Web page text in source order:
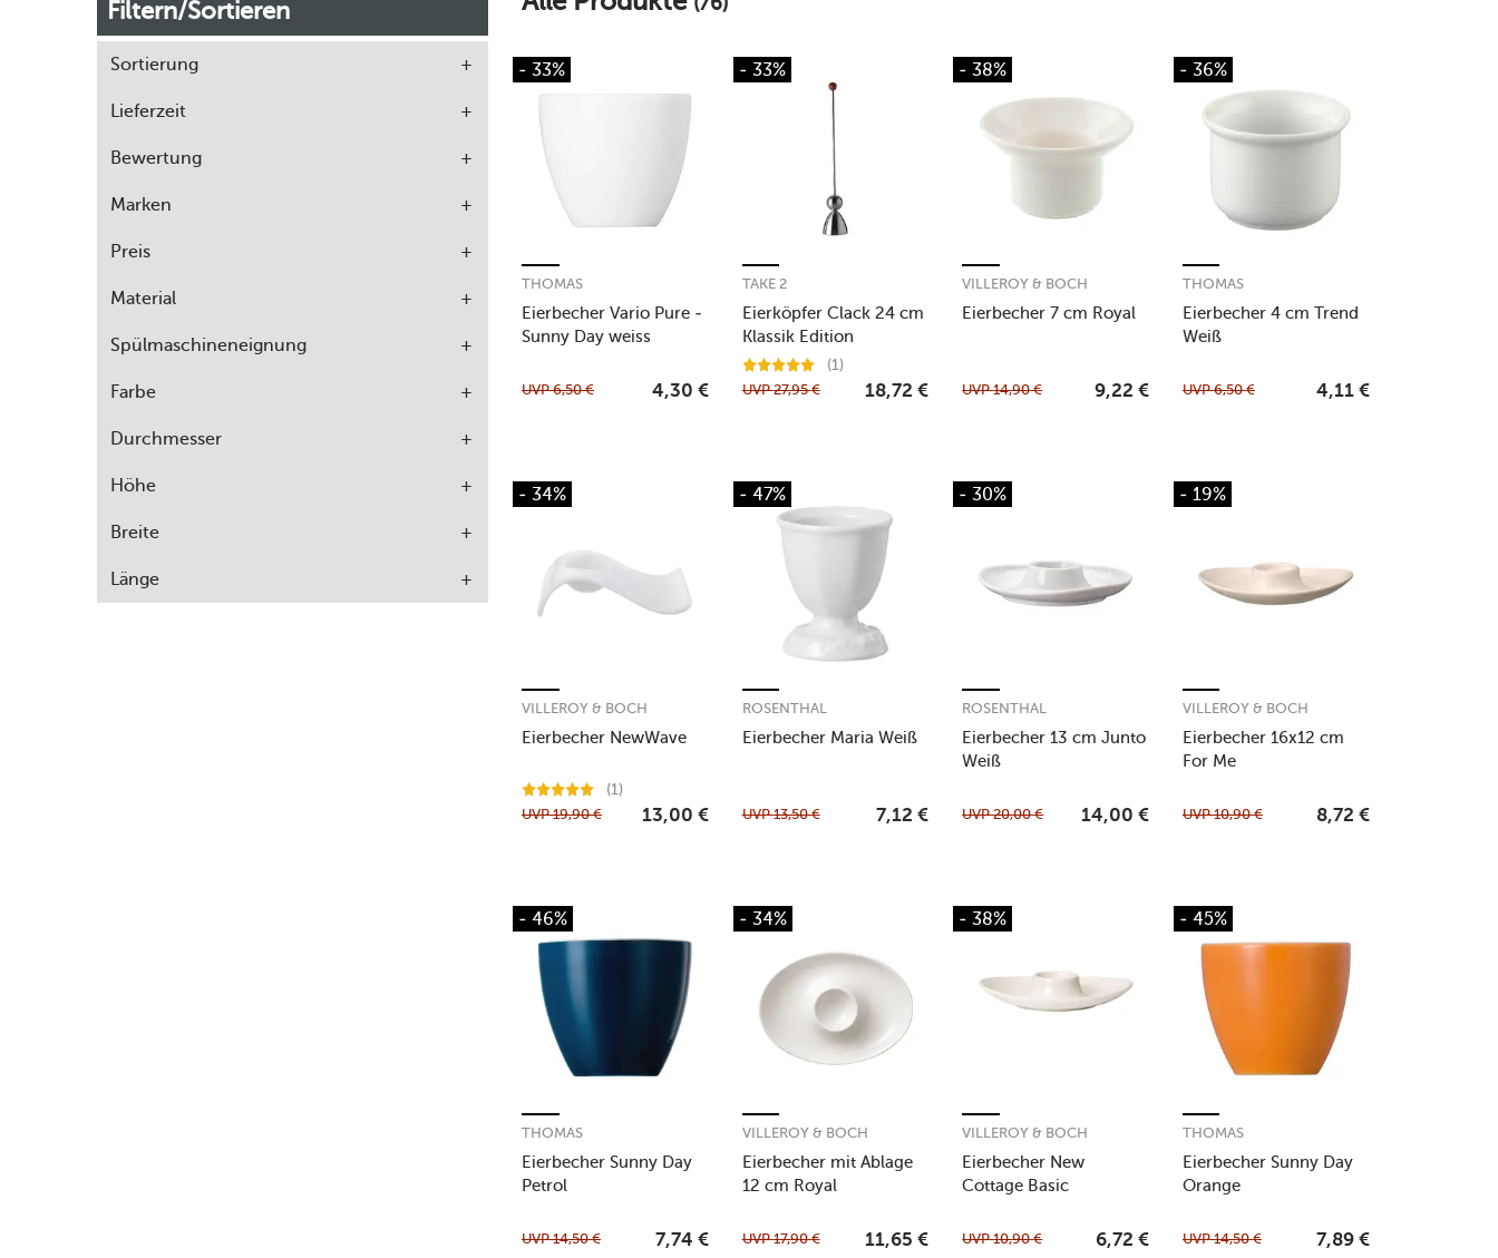
Filtern/Sortieren
Sortierung
Lieferzeit
Bewertung
Marken
Preis
Material
Spülmaschineneignung
Farbe
Durchmesser
Höhe
Breite
Länge
- 33%
Eierbecher Vario Pure -
Sunny Day weiss
THOMAS
UVP6,50 € 4,30 €
- 33%
Eierköpfer Clack 24 cm
Klassik Edition
Birnenholzkugel
TAKE 2
(1)
UVP27,95 € 18,72 €
- 38%
Eierbecher 7 cm Royal
VILLEROY & BOCH
UVP14,90 € 9,22 €
- 36%
Eierbecher 4 cm Trend
Weiß
THOMAS
UVP6,50 € 4,11 €
- 34%
Eierbecher NewWave
VILLEROY & BOCH
(1)
UVP19,90 € 13,00 €
- 47%
Eierbecher Maria Weiß
ROSENTHAL
UVP13,50 € 7,12 €
- 30%
Eierbecher 13 cm Junto
Weiß
ROSENTHAL
UVP20,00 € 14,00 €
- 19%
Eierbecher 16x12 cm
For Me
VILLEROY & BOCH
UVP10,90 € 8,72 €
- 46%
Eierbecher Sunny Day
Petrol
THOMAS
UVP14,50 € 7,74 €
- 34%
Eierbecher mit Ablage
12 cm Royal
VILLEROY & BOCH
UVP17,90 € 11,65 €
- 38%
Eierbecher New
Cottage Basic
VILLEROY & BOCH
UVP10,90 € 6,72 €
- 45%
Eierbecher Sunny Day
Orange
THOMAS
UVP14,50 € 7,89 €